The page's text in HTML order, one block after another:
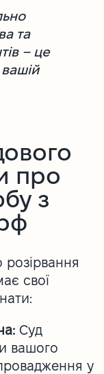
та
– це
про
з
свої
Суд
вашого
у